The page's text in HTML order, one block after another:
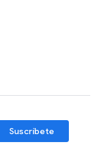
Suscríbete